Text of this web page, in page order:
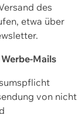
des
etwa über
Mails
von nicht